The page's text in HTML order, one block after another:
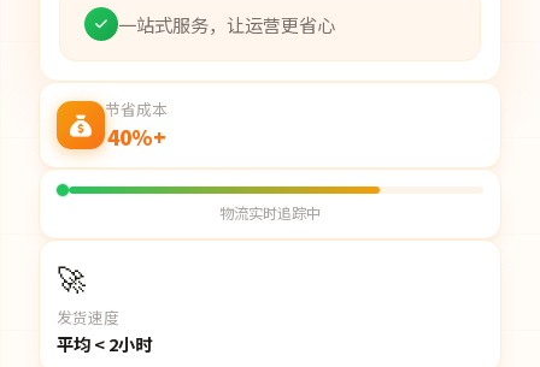
一站式服务，让运营更省心
节省成本
40%+
物流实时追踪中
🚀
发货速度
平均 < 2小时